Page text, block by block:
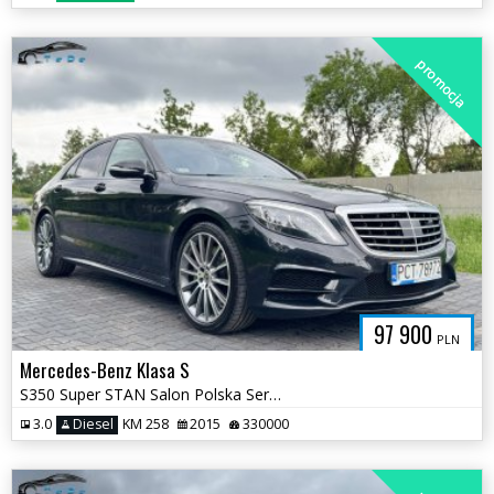
97 900 PLN
promocja
Mercedes-Benz Klasa S
S350 Super STAN Salon Polska Serwis ASO Oryginał 2 kluczyki 4matic
3.0 Diesel KM 258 2015 330000